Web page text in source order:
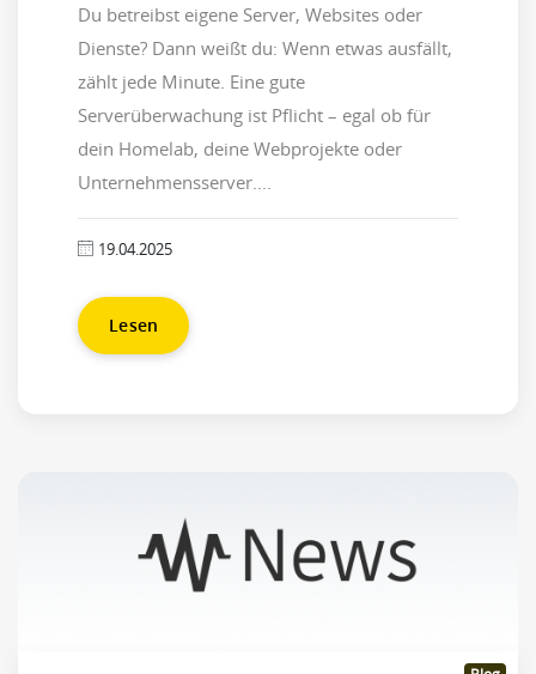
Du betreibst eigene Server, Websites oder
Dienste? Dann weißt du: Wenn etwas ausfällt,
zählt jede Minute. Eine gute
Serverüberwachung ist Pflicht – egal ob für
dein Homelab, deine Webprojekte oder
Unternehmensserver....
19.04.2025
Lesen